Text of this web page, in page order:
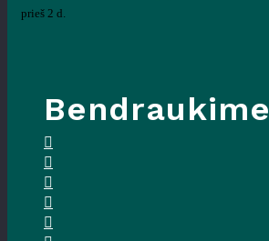
prieš 2 d.
Bendraukime